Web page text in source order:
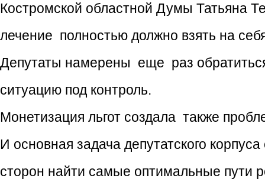
Костромской областной Думы Татьяна
лечение полностью должно взять на
Депутаты намерены еще раз
ситуацию под контроль.
Монетизация льгот создала также
И основная задача депутатского
сторон найти самые оптимальные